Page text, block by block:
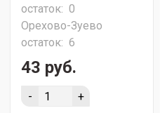
остаток: 0
Орехово-Зуево
остаток: 6
43 руб.
- +